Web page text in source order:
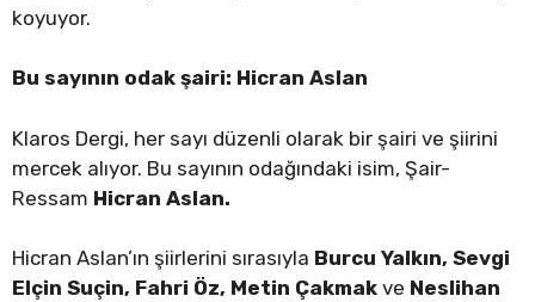
koyuyor.
Bu sayının odak şairi: Hicran Aslan
Klaros Dergi, her sayı düzenli olarak bir şairi ve şiirini
mercek alıyor. Bu sayının odağındaki isim, Şair-
Ressam Hicran Aslan.
Hicran Aslan’ın şiirlerini sırasıyla Burcu Yalkın, Sevgi
Elçin Suçin, Fahri Öz, Metin Çakmak ve Neslihan